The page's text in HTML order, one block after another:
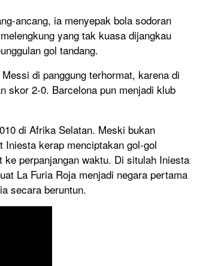
ancang, ia menyepak bola sodoran
yang tak kuasa dijangkau
gol tandang.
di panggung terhormat, karena di
skor 2-0. Barcelona pun menjadi klub
di Afrika Selatan. Meski bukan
Iniesta kerap menciptakan gol-gol
perpanjangan waktu. Di situlah Iniesta
La Furia Roja menjadi negara pertama
secara beruntun.